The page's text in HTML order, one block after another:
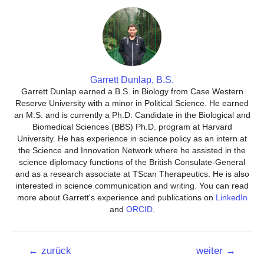
Garrett Dunlap, B.S.
Garrett Dunlap earned a B.S. in Biology from Case Western
Reserve University with a minor in Political Science. He earned
an M.S. and is currently a Ph.D. Candidate in the Biological and
Biomedical Sciences (BBS) Ph.D. program at Harvard
University. He has experience in science policy as an intern at
the Science and Innovation Network where he assisted in the
science diplomacy functions of the British Consulate-General
and as a research associate at TScan Therapeutics. He is also
interested in science communication and writing. You can read
more about Garrett's experience and publications on LinkedIn
and ORCID.
Beitrags-
← zurück weiter →